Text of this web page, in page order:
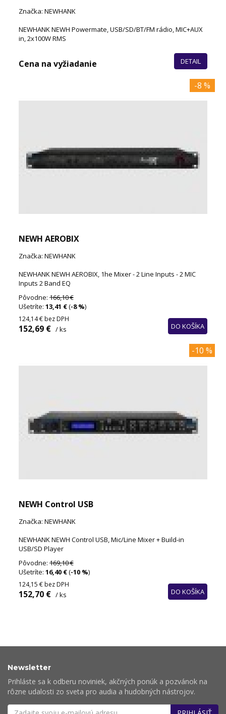
Značka: NEWHANK
NEWHANK NEWH Powermate, USB/SD/BT/FM rádio, MIC+AUX
in, 2x100W RMS
Cena na vyžiadanie DETAIL
-8 %
NEWH AEROBIX
Značka: NEWHANK
NEWHANK NEWH AEROBIX, 1he Mixer - 2 Line Inputs - 2 MIC
Inputs 2 Band EQ
Pôvodne: 166,10 €
Ušetríte: 13,41 €(-8 %)
124,14 € bez DPH
152,69 € / ks DO KOŠÍKA
-10 %
NEWH Control USB
Značka: NEWHANK
NEWHANK NEWH Control USB, Mic/Line Mixer + Build-in
USB/SD Player
Pôvodne: 169,10 €
Ušetríte: 16,40 €(-10 %)
124,15 € bez DPH
152,70 € / ks DO KOŠÍKA
Newsletter
Prihláste sa k odberu noviniek, akčných ponúk a pozvánok na
rôzne udalosti zo sveta pro audia a hudobných nástrojov.